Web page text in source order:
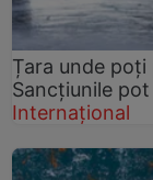
Țara unde poți
Sancțiunile
Internațional